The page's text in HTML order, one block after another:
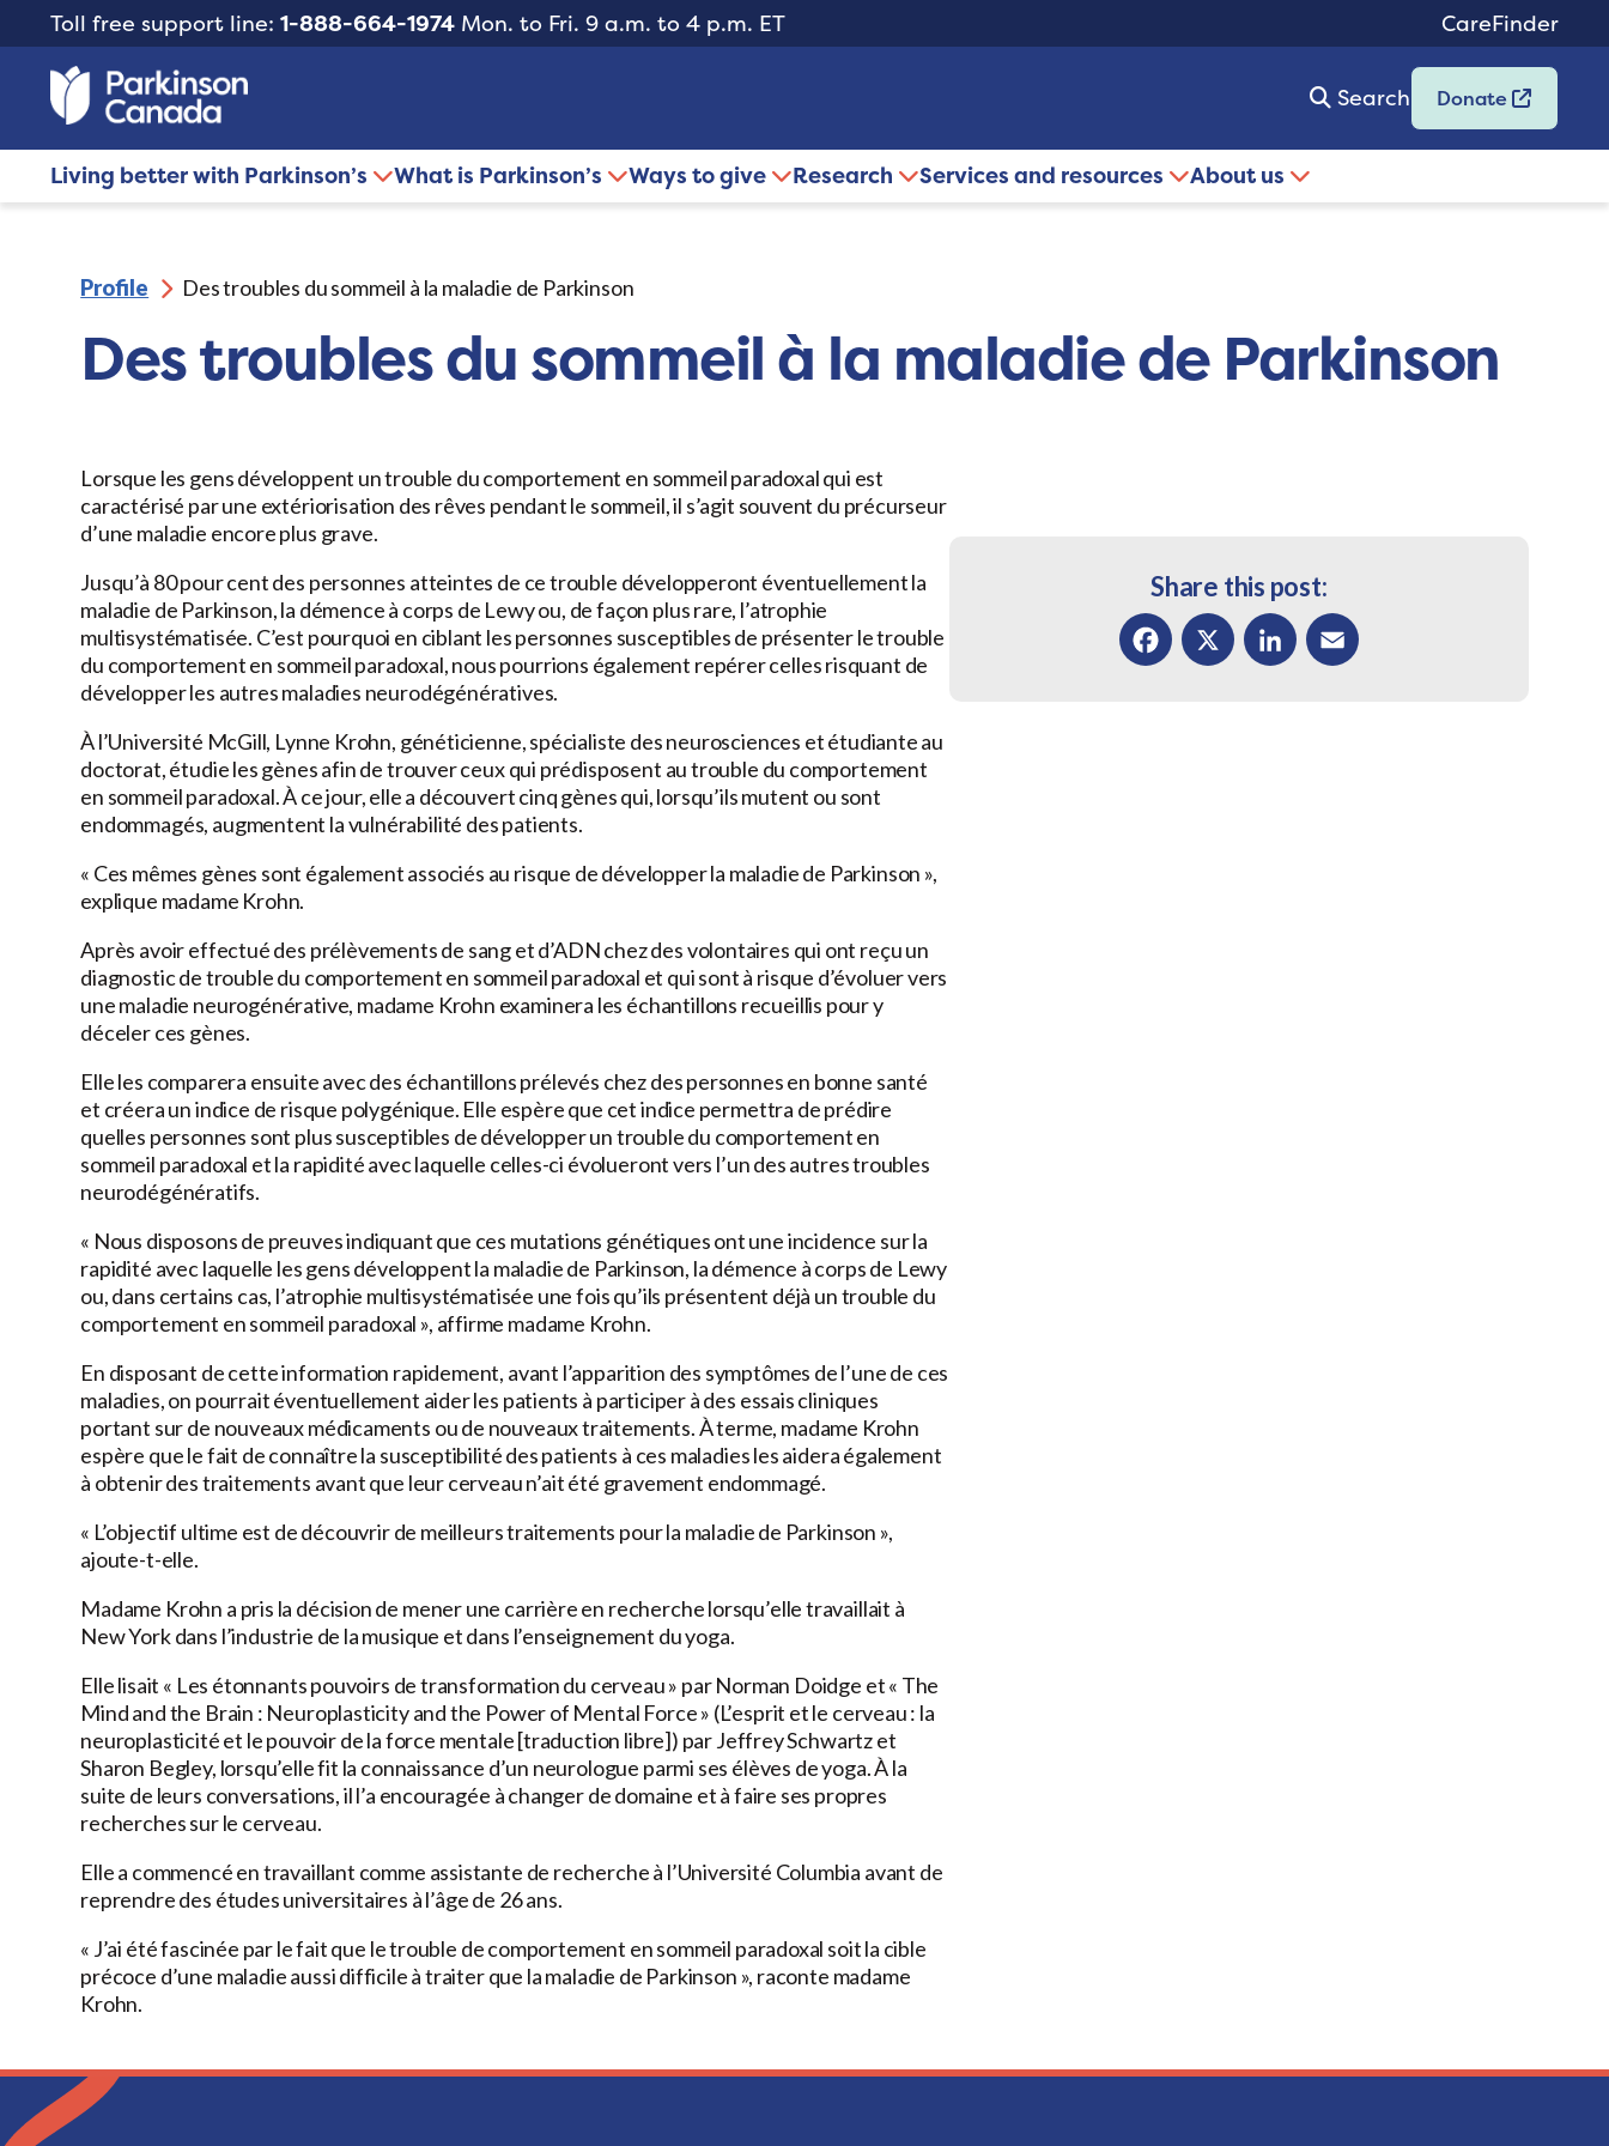
Toll free support line: 1-888-664-1974 Mon. to Fri. 9 a.m. to 4 p.m. ET CareFinder
Search Donate
Living better with Parkinson’s What is Parkinson’s Ways to give Research Services and resources About us
Profile Des troubles du sommeil à la maladie de Parkinson
Des troubles du sommeil à la maladie de Parkinson
Lorsque les gens développent un trouble du comportement en sommeil paradoxal qui est
caractérisé par une extériorisation des rêves pendant le sommeil, il s’agit souvent du précurseur
d’une maladie encore plus grave.
Jusqu’à 80 pour cent des personnes atteintes de ce trouble développeront éventuellement la
maladie de Parkinson, la démence à corps de Lewy ou, de façon plus rare, l’atrophie
multisystématisée. C’est pourquoi en ciblant les personnes susceptibles de présenter le trouble
du comportement en sommeil paradoxal, nous pourrions également repérer celles risquant de
développer les autres maladies neurodégénératives.
À l’Université McGill, Lynne Krohn, généticienne, spécialiste des neurosciences et étudiante au
doctorat, étudie les gènes afin de trouver ceux qui prédisposent au trouble du comportement
en sommeil paradoxal. À ce jour, elle a découvert cinq gènes qui, lorsqu’ils mutent ou sont
endommagés, augmentent la vulnérabilité des patients.
« Ces mêmes gènes sont également associés au risque de développer la maladie de Parkinson »,
explique madame Krohn.
Après avoir effectué des prélèvements de sang et d’ADN chez des volontaires qui ont reçu un
diagnostic de trouble du comportement en sommeil paradoxal et qui sont à risque d’évoluer vers
une maladie neurogénérative, madame Krohn examinera les échantillons recueillis pour y
déceler ces gènes.
Elle les comparera ensuite avec des échantillons prélevés chez des personnes en bonne santé
et créera un indice de risque polygénique. Elle espère que cet indice permettra de prédire
quelles personnes sont plus susceptibles de développer un trouble du comportement en
sommeil paradoxal et la rapidité avec laquelle celles-ci évolueront vers l’un des autres troubles
neurodégénératifs.
« Nous disposons de preuves indiquant que ces mutations génétiques ont une incidence sur la
rapidité avec laquelle les gens développent la maladie de Parkinson, la démence à corps de Lewy
ou, dans certains cas, l’atrophie multisystématisée une fois qu’ils présentent déjà un trouble du
comportement en sommeil paradoxal », affirme madame Krohn.
En disposant de cette information rapidement, avant l’apparition des symptômes de l’une de ces
maladies, on pourrait éventuellement aider les patients à participer à des essais cliniques
portant sur de nouveaux médicaments ou de nouveaux traitements. À terme, madame Krohn
espère que le fait de connaître la susceptibilité des patients à ces maladies les aidera également
à obtenir des traitements avant que leur cerveau n’ait été gravement endommagé.
« L’objectif ultime est de découvrir de meilleurs traitements pour la maladie de Parkinson »,
ajoute-t-elle.
Madame Krohn a pris la décision de mener une carrière en recherche lorsqu’elle travaillait à
New York dans l’industrie de la musique et dans l’enseignement du yoga.
Elle lisait « Les étonnants pouvoirs de transformation du cerveau » par Norman Doidge et « The
Mind and the Brain : Neuroplasticity and the Power of Mental Force » (L’esprit et le cerveau : la
neuroplasticité et le pouvoir de la force mentale [traduction libre]) par Jeffrey Schwartz et
Sharon Begley, lorsqu’elle fit la connaissance d’un neurologue parmi ses élèves de yoga. À la
suite de leurs conversations, il l’a encouragée à changer de domaine et à faire ses propres
recherches sur le cerveau.
Elle a commencé en travaillant comme assistante de recherche à l’Université Columbia avant de
reprendre des études universitaires à l’âge de 26 ans.
« J’ai été fascinée par le fait que le trouble de comportement en sommeil paradoxal soit la cible
précoce d’une maladie aussi difficile à traiter que la maladie de Parkinson », raconte madame
Krohn.
Share this post: